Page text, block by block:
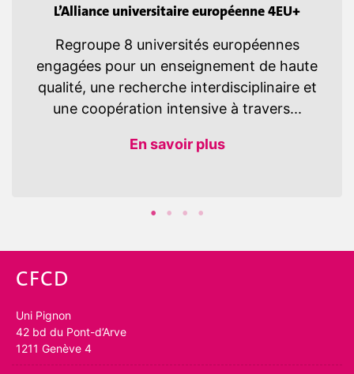
L’Alliance universitaire européenne 4EU+
Regroupe 8 universités européennes
engagées pour un enseignement de haute
qualité, une recherche interdisciplinaire et
une coopération intensive à travers...
En savoir plus
CFCD
Uni Pignon
42 bd du Pont-d’Arve
1211 Genève 4